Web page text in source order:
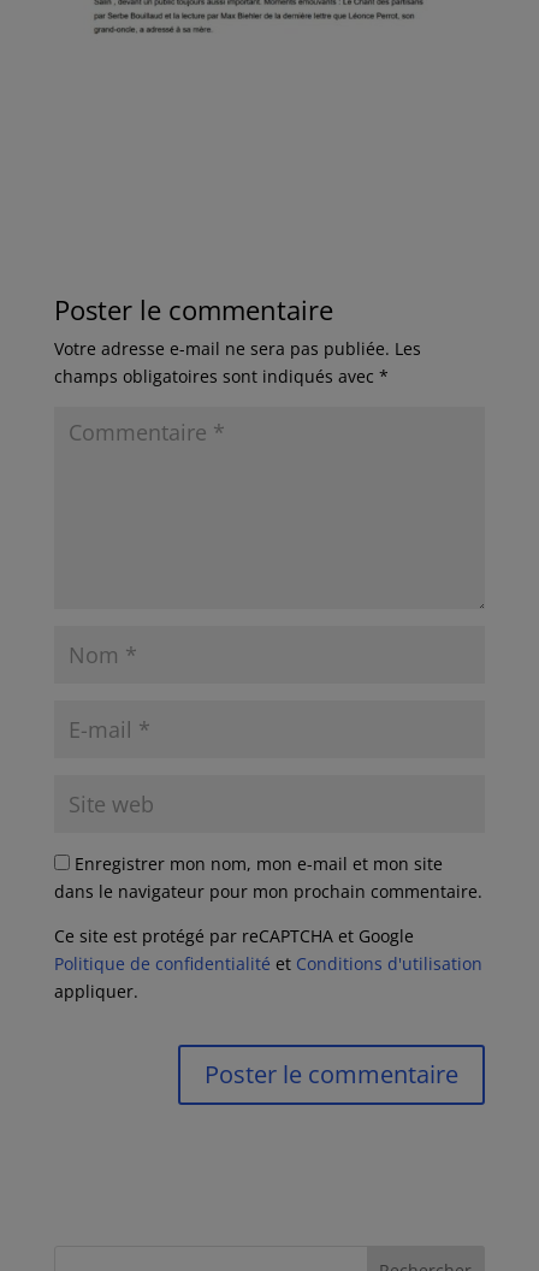
Poster le commentaire
Votre adresse e-mail ne sera pas publiée. Les
champs obligatoires sont indiqués avec *
Enregistrer mon nom, mon e-mail et mon site
dans le navigateur pour mon prochain commentaire.
Ce site est protégé par reCAPTCHA et Google
Politique de confidentialité et Conditions d'utilisation
appliquer.